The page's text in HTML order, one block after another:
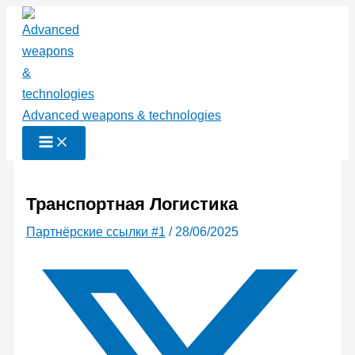
Перейти
содержимому
Advanced weapons & technologies
Транспортная Логистика
Партнёрские ссылки #1 / 28/06/2025